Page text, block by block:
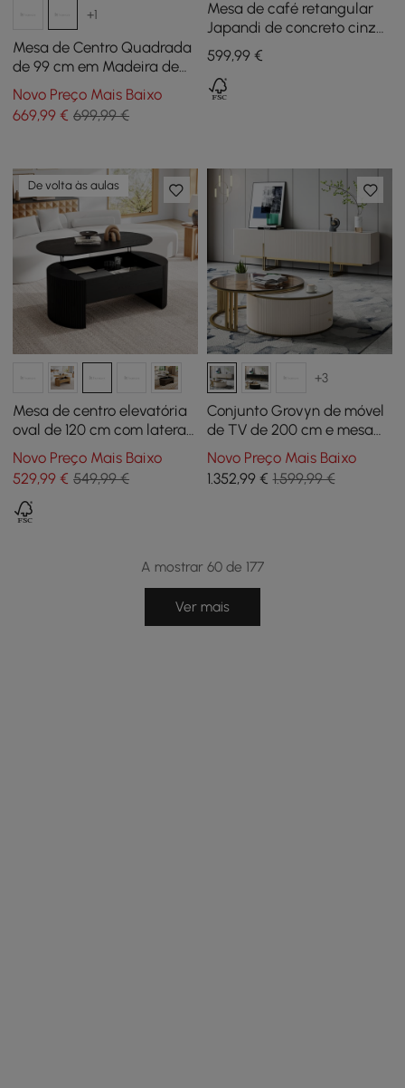
+1
Mesa de Centro Quadrada
de 99 cm em Madeira de
Seringueira Preta com
Tampo Elevatório Duplo e
Pedra Sinterizada
Novo Preço Mais Baixo
669,99 € 699,99 €
Mesa de café retangular
Japandi de concreto cinza
com 2 gavetas e
armazenamento aberto
599,99€
De volta às aulas
Mesa de centro elevatória
oval de 120 cm com laterais
caneladas, preta
Novo Preço Mais Baixo
529,99 € 549,99 €
+3
Conjunto Grovyn de móvel
de TV de 200 cm e mesa
de centro redonda
aninhável em branco
acinzentado
Novo Preço Mais Baixo
1.352,99€ 1.599,99 €
A mostrar 60 de 177
Ver mais